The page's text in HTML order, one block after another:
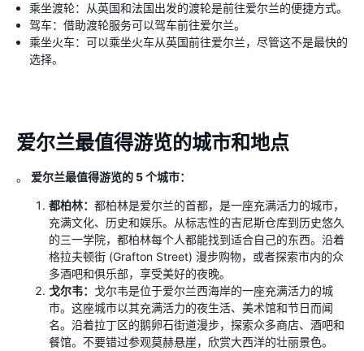
乘坐渡轮：从英国和法国出发的渡轮是前往爱尔兰的便捷方式。
驾车：借助渡轮服务可以驾车前往爱尔兰。
乘坐火车：可以乘坐火车从英国前往爱尔兰，尽管这不是最快的
选择。
爱尔兰最值得游览的城市和地点
。 爱尔兰最值得游览的 5 个城市：
都柏林： 都柏林是爱尔兰的首都，是一座充满活力的城市，
充满文化、历史和娱乐。从标志性的吉尼斯仓库到历史悠久
的三一学院，都柏林每个人都能找到适合自己的东西。沿着
格拉夫顿街 (Grafton Street) 漫步购物，或者探索市内的众
多酒吧和俱乐部，享受美好的夜晚。
戈尔韦： 戈尔韦是位于爱尔兰西海岸的一座充满活力的城
市。这座城市以其充满活力的夜生活、美术馆和节日而闻
名。沿着拉丁区的鹅卵石街道漫步，探索众多商店、酒吧和
餐馆。不要错过参观莫赫悬崖，欣赏大西洋的壮丽景色。